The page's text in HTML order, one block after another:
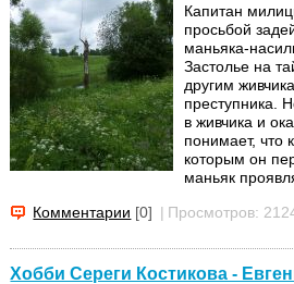
Капитан
просьбой
маньяка-
Застолье на
другим
преступника.
в живчика и
понимает, что
которым он
маньяк
Комментарии [0] | Просмотров:
Хобби Сереги Костикова -